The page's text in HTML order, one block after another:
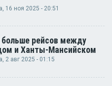
, 16 ноя 2025 - 20:51
больше рейсов между
и Ханты-Мансийском
, 2 авг 2025 - 01:15